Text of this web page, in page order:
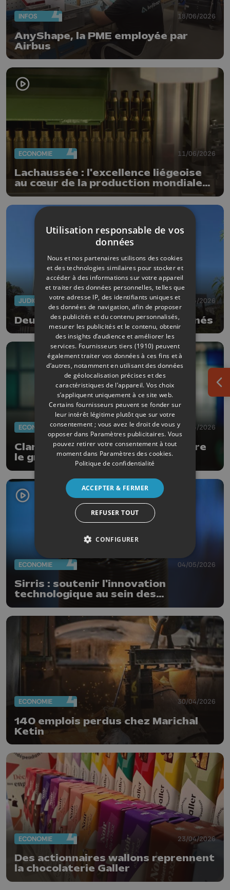
INFOS 18/06/2026
AnyShape, la PME employée par
Airbus
ECONOMIE 11/06/2026
Lachaussée : l'excellence liégeoise
au cœur de la production mondiale
JUDICIAIRE 27/05/2026
Deux hôtels liégeois perquisitionnés
ECONOMIE 19/05/2026
Clarisse Ramakers (Agoria) intègre
le groupe Keyes
ECONOMIE 04/05/2026
Sirris : soutenir l'innovation
technologique au sein des
entreprises
ECONOMIE 30/04/2026
140 emplois perdus chez Marichal
Ketin
ECONOMIE 23/04/2026
Des actionnaires wallons reprennent
la chocolaterie Galler
Utilisation responsable de vos
données
Nous et nos partenaires utilisons des cookies
et des technologies similaires pour stocker et
accéder à des informations sur votre appareil
et traiter des données personnelles, telles que
votre adresse IP, des identifiants uniques et
des données de navigation, afin de proposer
des publicités et du contenu personnalisés,
mesurer les publicités et le contenu, obtenir
des insights d’audience et améliorer les
services. Fournisseurs tiers (1910) peuvent
également traiter vos données à ces fins et à
d’autres, notamment en utilisant des données
de géolocalisation précises et des
caractéristiques de l’appareil. Vos choix
s’appliquent uniquement à ce site web.
Certains fournisseurs peuvent se fonder sur
leur intérêt légitime plutôt que sur votre
consentement ; vous avez le droit de vous y
opposer dans Paramètres publicitaires. Vous
pouvez retirer votre consentement à tout
moment dans Paramètres des cookies.
Politique de confidentialité
ACCEPTER & FERMER
REFUSER TOUT
CONFIGURER